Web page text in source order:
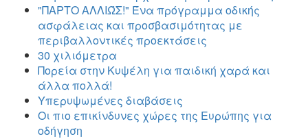
"ΠΑΡΤΟ ΑΛΛΙΏΣ!" Ένα πρόγραμμα οδικής
ασφάλειας και προσβασιμότητας με
περιβαλλοντικές προεκτάσεις
30 χιλιόμετρα
Πορεία στην Κυψέλη για παιδική χαρά και
άλλα πολλά!
Υπερυψωμένες διαβάσεις
Οι πιο επικίνδυνες χώρες της Ευρώπης για
οδήγηση